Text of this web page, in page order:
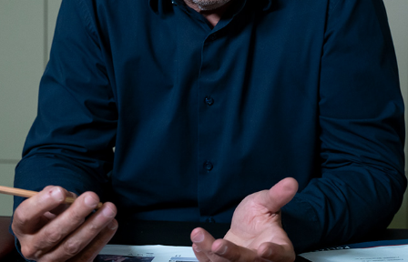
TATORT MÜNCHEN: SCHAU MICH AN
2024